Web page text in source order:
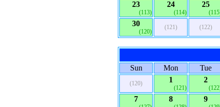
23
(113)
24
(114)
25
30
(120)
(121) (122)
Sun Mon Tue
(120) 1
(121)
2
7 8 9